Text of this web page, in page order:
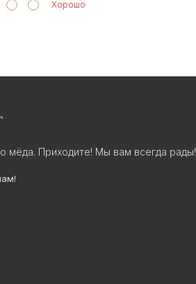
Хорошо
мёда. Приходите! Мы вам всегда рады!